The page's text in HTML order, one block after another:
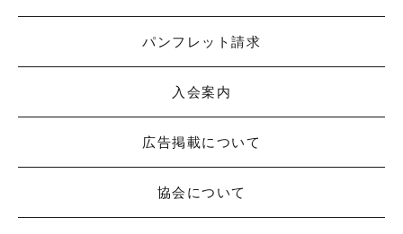
パンフレット請求
入会案内
広告掲載について
協会について